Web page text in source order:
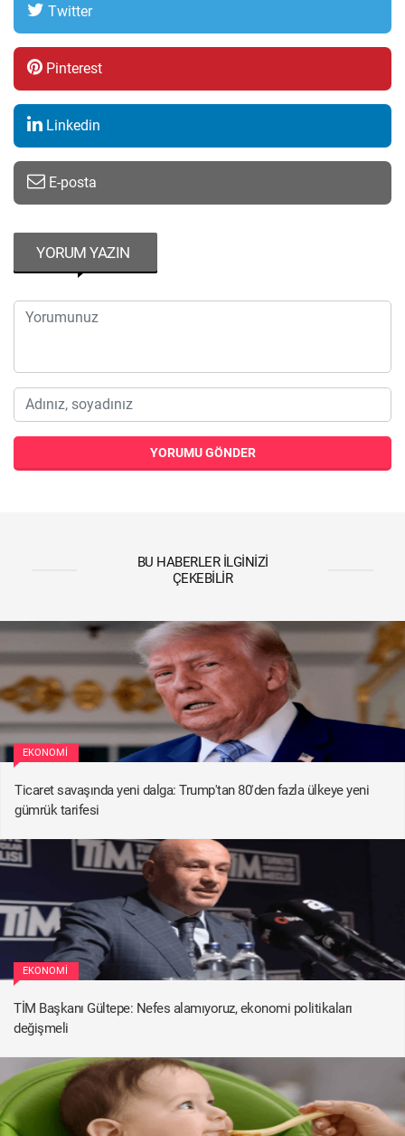
Twitter
Pinterest
Linkedin
E-posta
YORUM YAZIN
YORUMU GÖNDER
BU HABERLER İLGINIZI
ÇEKEBILIR
EKONOMI
Ticaret savaşında yeni dalga: Trump'tan 80'den fazla ülkeye yeni
gümrük tarifesi
EKONOMI
TİM Başkanı Gültepe: Nefes alamıyoruz, ekonomi politikaları
değişmeli